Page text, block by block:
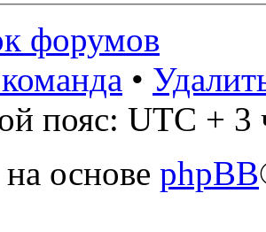
форумов
•
пояс: UTC + 3
основе phpBB